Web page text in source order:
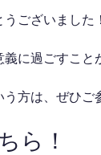
ございました！
義に過ごすこ
方は、ぜひご
ら！